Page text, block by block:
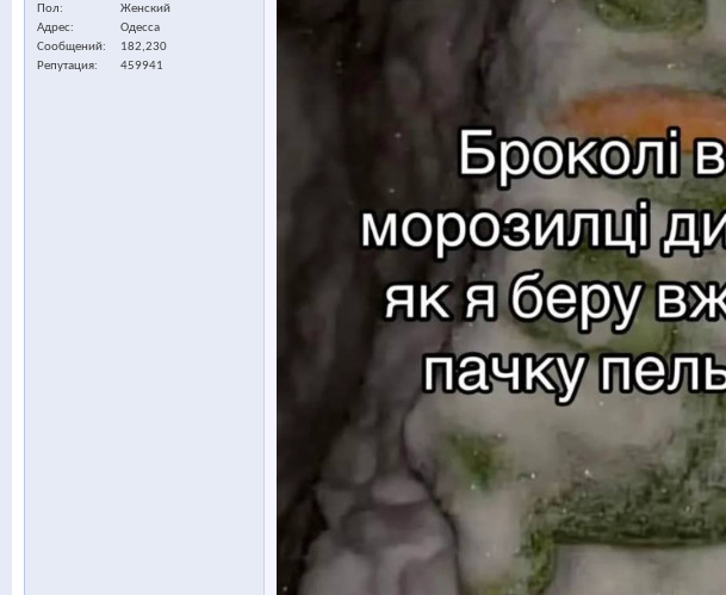
Пол
Женский
Адрес
Одесса
Сообщений
182,230
Репутация
459941